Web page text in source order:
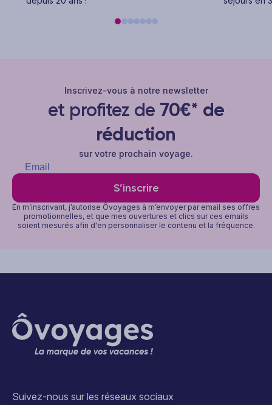
Inscrivez-vous à notre newsletter
et profitez de 70€* de
réduction
sur votre prochain voyage.
S’inscrire
En m’inscrivant, j’autorise Ôvoyages à m’envoyer par email ses offres
promotionnelles, et que mes ouvertures et clics sur ces emails
soient mesurés afin d'en personnaliser le contenu et la fréquence.
Suivez-nous sur les réseaux sociaux